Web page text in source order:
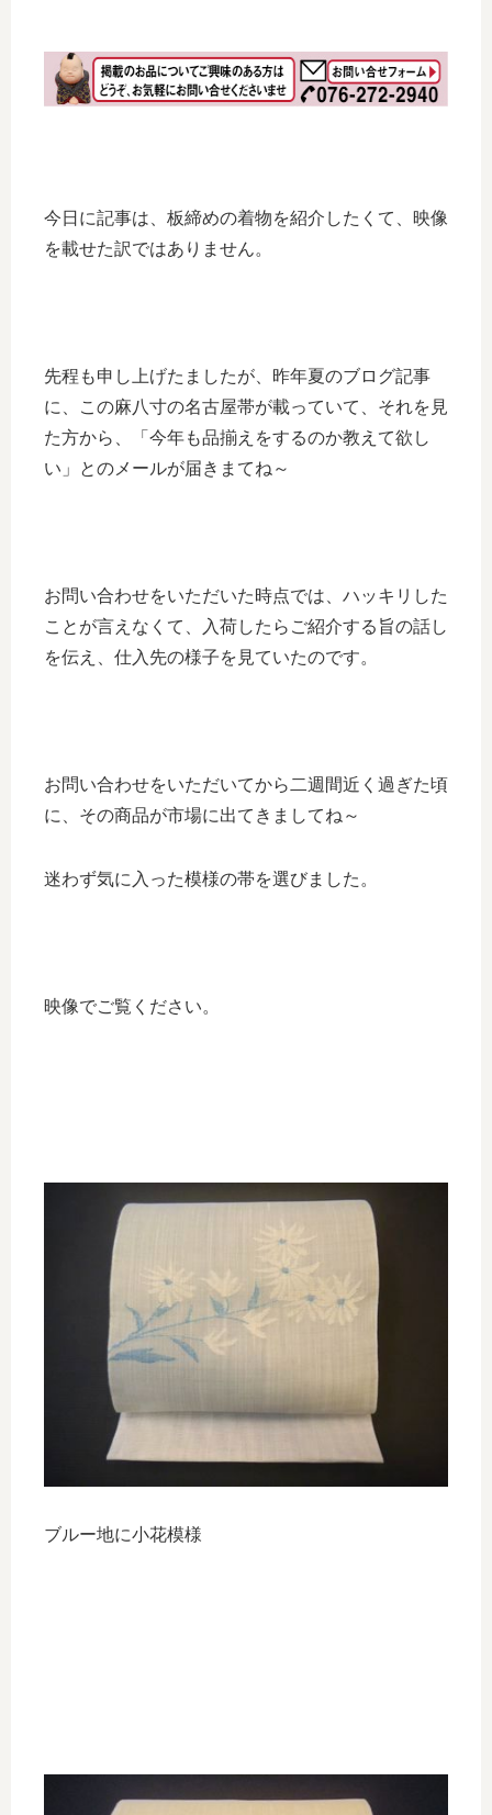
今日に記事は、板締めの着物を紹介したくて、映像
を載せた訳ではありません。
先程も申し上げたましたが、昨年夏のブログ記事
に、この麻八寸の名古屋帯が載っていて、それを見
た方から、「今年も品揃えをするのか教えて欲し
い」とのメールが届きまてね～
お問い合わせをいただいた時点では、ハッキリした
ことが言えなくて、入荷したらご紹介する旨の話し
を伝え、仕入先の様子を見ていたのです。
お問い合わせをいただいてから二週間近く過ぎた頃
に、その商品が市場に出てきましてね～
迷わず気に入った模様の帯を選びました。
映像でご覧ください。
ブルー地に小花模様